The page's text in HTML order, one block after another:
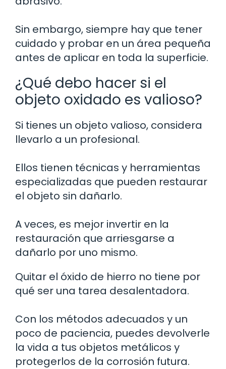
Sin embargo, siempre hay que tener
cuidado y probar en un área pequeña
antes de aplicar en toda la superficie.
¿Qué debo hacer si el
objeto oxidado es valioso?
Si tienes un objeto valioso, considera
llevarlo a un profesional.
Ellos tienen técnicas y herramientas
especializadas que pueden restaurar
el objeto sin dañarlo.
A veces, es mejor invertir en la
restauración que arriesgarse a
dañarlo por uno mismo.
Quitar el óxido de hierro no tiene por
qué ser una tarea desalentadora.
Con los métodos adecuados y un
poco de paciencia, puedes devolverle
la vida a tus objetos metálicos y
protegerlos de la corrosión futura.